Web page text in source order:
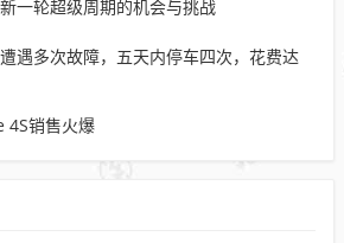
一轮超级周期的机会与挑战
遇多次故障，五天内停车四次，花费达
4S销售火爆